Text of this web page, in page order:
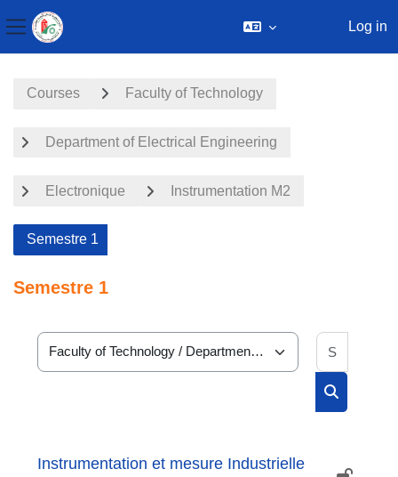
Side panel
Log in
Courses Faculty of Technology
Department of Electrical Engineering
Electronique Instrumentation M2
Semestre 1
Semestre 1
Course categories
Instrumentation et mesure Industrielle